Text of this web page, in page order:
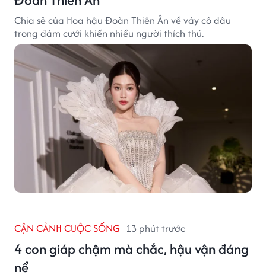
Chia sẻ của Hoa hậu Đoàn Thiên Ân về váy cô dâu
trong đám cưới khiến nhiều người thích thú.
CẬN CẢNH CUỘC SỐNG 13 phút trước
4 con giáp chậm mà chắc, hậu vận đáng
nể